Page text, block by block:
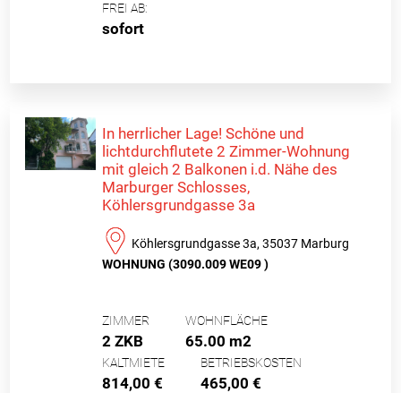
FREI AB:
sofort
In herrlicher Lage! Schöne und
lichtdurchflutete 2 Zimmer-Wohnung
mit gleich 2 Balkonen i.d. Nähe des
Marburger Schlosses,
Köhlersgrundgasse 3a
Köhlersgrundgasse 3a, 35037 Marburg
WOHNUNG (3090.009 WE09 )
ZIMMER
2 ZKB
WOHNFLÄCHE
65.00 m2
KALTMIETE
814,00 €
BETRIEBSKOSTEN
465,00 €